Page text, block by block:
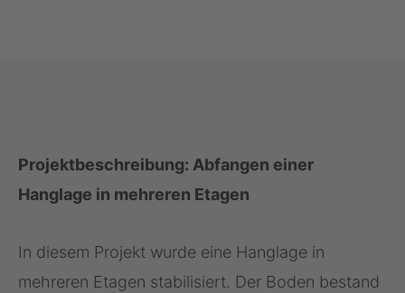
Projektbeschreibung: Abfangen einer
Hanglage in mehreren Etagen
In diesem Projekt wurde eine Hanglage in
mehreren Etagen stabilisiert. Der Boden bestand